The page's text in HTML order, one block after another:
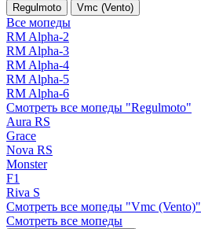
Regulmoto Vmc (Vento)
Все мопеды
RM Alpha-2
RM Alpha-3
RM Alpha-4
RM Alpha-5
RM Alpha-6
Смотреть все мопеды "Regulmoto"
Aura RS
Grace
Nova RS
Monster
F1
Riva S
Смотреть все мопеды "Vmc (Vento)"
Смотреть все мопеды